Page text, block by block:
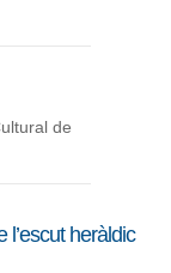
de
l’escut heràldic